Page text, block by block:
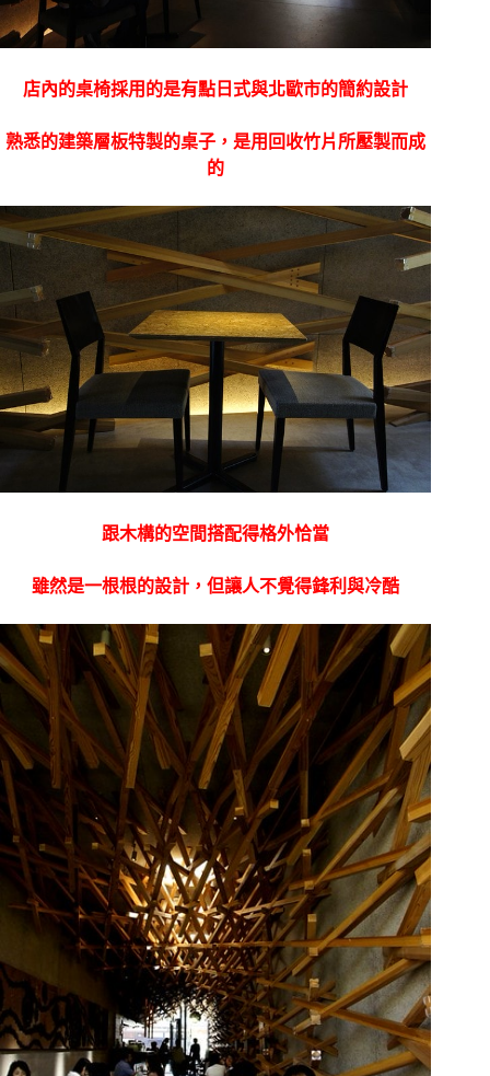
店內的桌椅採用的是有點日式與北歐市的簡約設計
熟悉的建築層板特製的桌子，是用回收竹片所壓製而成
的
跟木構的空間搭配得格外恰當
雖然是一根根的設計，但讓人不覺得鋒利與冷酷